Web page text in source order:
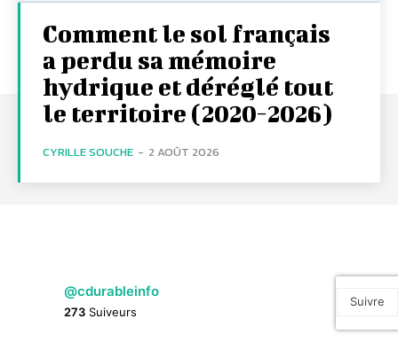
Comment le sol français
a perdu sa mémoire
hydrique et déréglé tout
le territoire (2020-2026)
CYRILLE SOUCHE - 2 AOÛT 2026
@cdurableinfo
273 Suiveurs
Suivre